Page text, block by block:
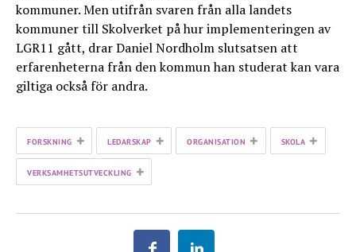
kommuner. Men utifrån svaren från alla landets
kommuner till Skolverket på hur implementeringen av
LGR11 gått, drar Daniel Nordholm slutsatsen att
erfarenheterna från den kommun han studerat kan vara
giltiga också för andra.
FORSKNING + LEDARSKAP + ORGANISATION + SKOLA +
VERKSAMHETSUTVECKLING +